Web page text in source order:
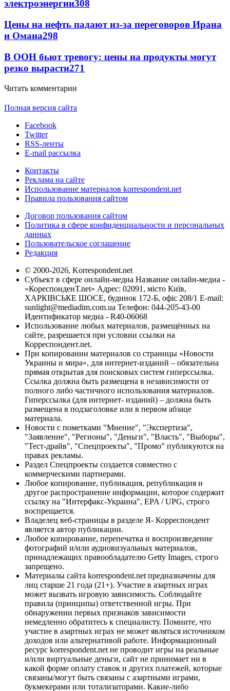
электроэнергии308
Цены на нефть падают из-за переговоров Ирана
и Омана298
В ООН бьют тревогу: цены на продукты могут
резко вырасти271
Читать комментарии
Полная версия сайта
Facebook
Twitter
RSS-ленты
E-mail рассылка
Контакты
Реклама на сайте
Использование материалов korrespondent.net
Правила пользования сайтом
Договор пользования сайтом
Политика в сфере конфиденциальности и персональных
данных
Пользовательское соглашение
Редакция
© 2000-2026, Korrespondent.net
Субъект в сфере онлайн-медиа Название онлайн-медиа -
«КореспонденТ.net» Адрес: 02091, місто Київ,
ХАРКІВСЬКЕ ШОСЕ, будинок 172-Б, офіс 208/1 E-mail:
sunlight@mediadim.com.ua Телефон: 044-205-43-00
Идентификатор медиа - R40-06068
Использование любых материалов, размещённых на
сайте, разрешается при условии ссылки на
Корреспондент.net.
При копировании материалов со страницы «Новости
Украины и мира», для интернет-изданий – обязательна
прямая открытая для поисковых систем гиперссылка.
Ссылка должна быть размещена в независимости от
полного либо частичного использования материалов.
Гиперссылка (для интернет- изданий) – должна быть
размещена в подзаголовке или в первом абзаце
материала.
Новости с пометками "Мнение", "Экспертиза",
"Заявление", "Регионы", "Деньги", "Власть", "Выборы",
"Тест-драйв", "Спецпроекты", "Промо" публикуются на
правах рекламы.
Раздел Спецпроекты создается совместно с
коммерческими партнерами.
Любое копирование, публикация, републикация и
другое распространение информации, которое содержит
ссылку на "Интерфакс-Украина", EPA / UPG, строго
воспрещается.
Владелец веб-страницы в разделе Я- Корреспондент
является автор публикации.
Любое копирование, перепечатка и воспроизведение
фотографий и/или аудиовизуальных материалов,
принадлежащих правообладателю Getty Images, строго
запрещено.
Материалы сайта korrespondent.net предназначены для
лиц старше 21 года (21+). Участие в азартных играх
может вызвать игровую зависимость. Соблюдайте
правила (принципы) ответственной игры. При
обнаружении первых признаков зависимости
немедленно обратитесь к специалисту. Помните, что
участие в азартных играх не может являться источником
доходов или альтернативой работе. Информационный
ресурс korrespondent.net не проводит игры на реальные
и/или виртуальные деньги, сайт не принимает ни в
какой форме оплату ставок и других платежей, которые
связаны/могут быть связаны с азартными играми,
букмекерами или тотализаторами. Какие-либо